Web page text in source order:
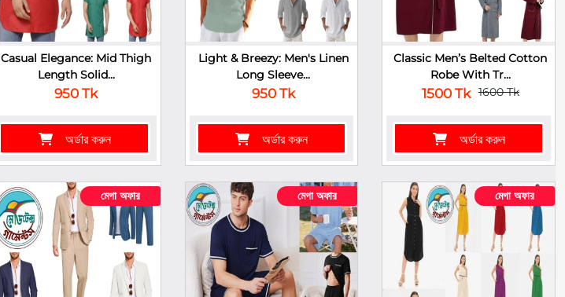
Casual Elegance: Mid Thigh
Length Solid...
950 Tk
অর্ডার করুন
Light & Breezy: Men's Linen
Long Sleeve...
950 Tk
অর্ডার করুন
Classic Men’s Belted Cotton
Robe With Tr...
1500 Tk 1600 Tk
অর্ডার করুন
মেগা অফার মেগা অফার মেগা অফার